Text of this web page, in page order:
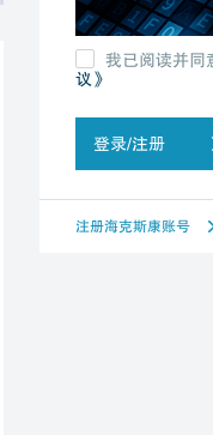
我已阅读并同
议》
登录/注册
注册海克斯康账号